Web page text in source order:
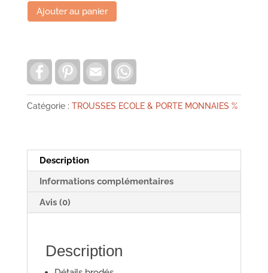
quantité
de
grenouille
affenzahn
Ajouter au panier
c
e
b
o
n
t
e
a
i
l
a
t
s
Catégorie : TROUSSES ECOLE & PORTE MONNAIES %
Description
Informations complémentaires
Avis (0)
Description